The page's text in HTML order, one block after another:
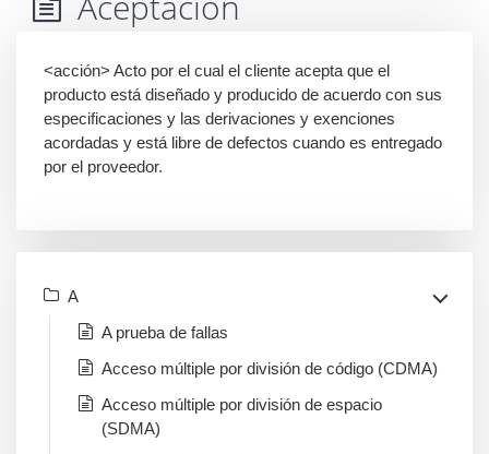
<acción> Acto por el cual el cliente acepta que el
producto está diseñado y producido de acuerdo con sus
especificaciones y las derivaciones y exenciones
acordadas y está libre de defectos cuando es entregado
por el proveedor.
A
A prueba de fallas
Acceso múltiple por división de código (CDMA)
Acceso múltiple por división de espacio
(SDMA)